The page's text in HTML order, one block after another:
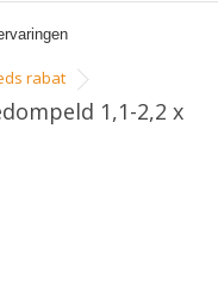
rabat
1,1-2,2 x